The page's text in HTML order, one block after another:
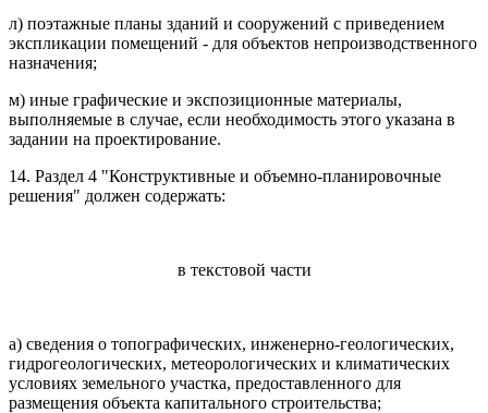
л) поэтажные планы зданий и сооружений с приведением
экспликации помещений - для объектов непроизводственного
назначения;
м) иные графические и экспозиционные материалы,
выполняемые в случае, если необходимость этого указана в
задании на проектирование.
14. Раздел 4 "Конструктивные и объемно-планировочные
решения" должен содержать:
в текстовой части
а) сведения о топографических, инженерно-геологических,
гидрогеологических, метеорологических и климатических
условиях земельного участка, предоставленного для
размещения объекта капитального строительства;